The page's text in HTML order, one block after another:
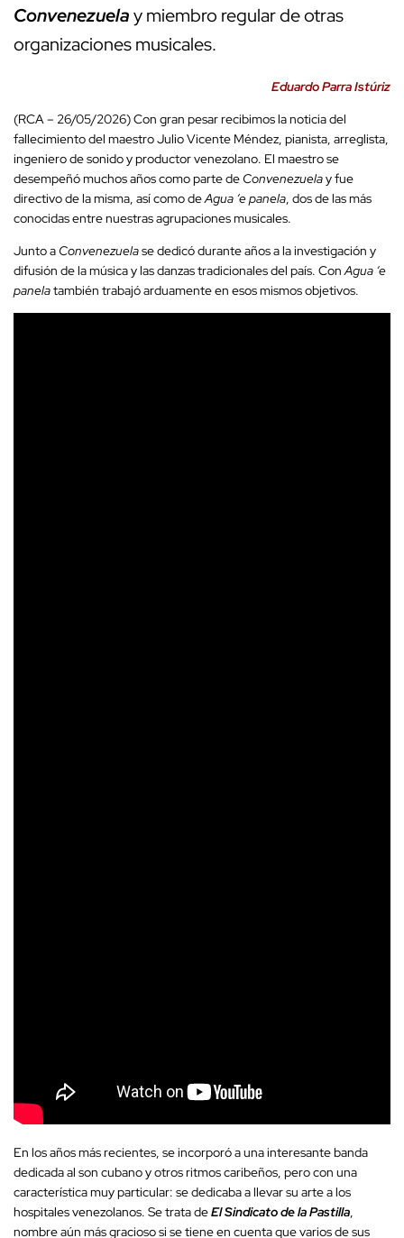
Convenezuelay miembro regular de otras
organizaciones musicales.
Eduardo Parra Istúriz
(RCA – 26/05/2026) Con gran pesar recibimos la noticia del
fallecimiento del maestro Julio Vicente Méndez, pianista, arreglista,
ingeniero de sonido y productor venezolano. El maestro se
desempeñó muchos años como parte de Convenezuelay fue
directivo de la misma, así como deAgua ‘e panela, dos de las más
conocidas entre nuestras agrupaciones musicales.
Junto a Convenezuelase dedicó durante años a la investigación y
difusión de la música y las danzas tradicionales del país. ConAgua ‘e
panelatambién trabajó arduamente en esos mismos objetivos.
En los años más recientes, se incorporó a una interesante banda
dedicada al son cubano y otros ritmos caribeños, pero con una
característica muy particular: se dedicaba a llevar su arte a los
hospitales venezolanos. Se trata deEl Sindicato de la Pastilla,
nombre aún más gracioso si se tiene en cuenta que varios de sus